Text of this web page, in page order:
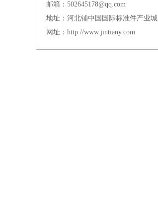
邮箱：502645178@qq.com
地址：河北铺中国国际标准件产业城
网址：http://www.jintiany.com